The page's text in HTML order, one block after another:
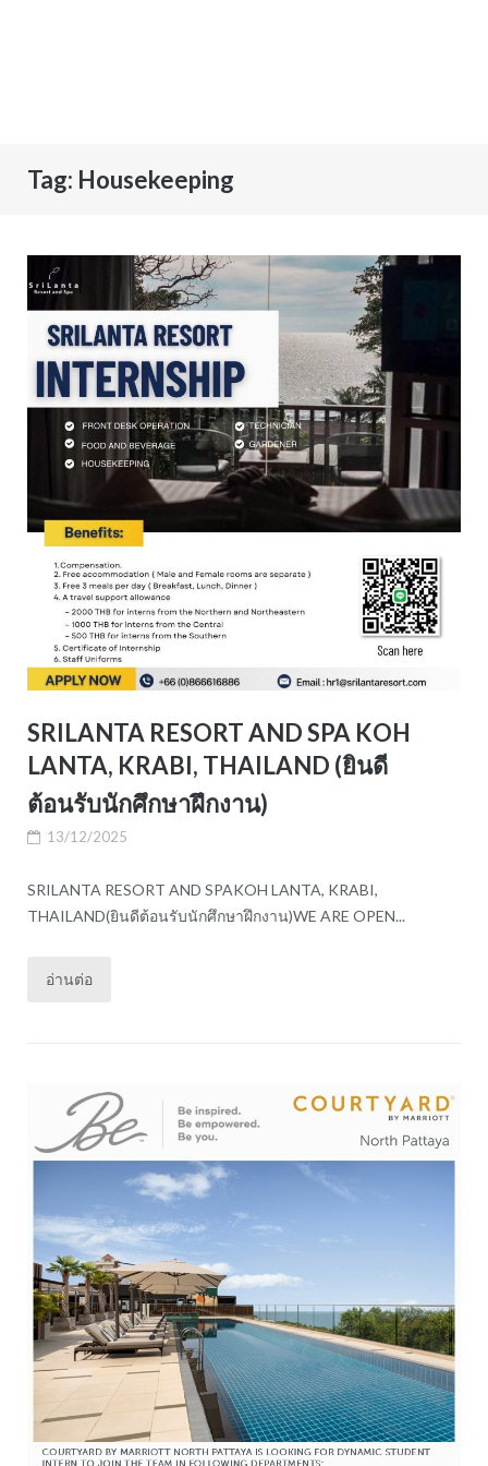
Tag: Housekeeping
SRILANTA RESORT AND SPA KOH
LANTA, KRABI, THAILAND (ยินดี
ต้อนรับนักศึกษาฝึกงาน)
13/12/2025
SRILANTA RESORT AND SPAKOH LANTA, KRABI,
THAILAND(ยินดีต้อนรับนักศึกษาฝึกงาน)WE ARE OPEN...
อ่านต่อ